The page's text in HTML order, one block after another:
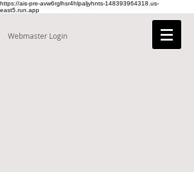
https://ais-pre-avw6rglhsr4hlpaljyhnts-148393964318.us-
east5.run.app
Webmaster Login